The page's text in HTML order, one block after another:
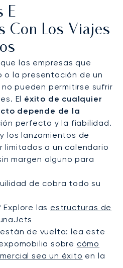
E
Con Los Viajes
las empresas que
o la presentación de un
pueden permitirse sufrir
El éxito de cualquier
depende de la
perfecta y la fiabilidad.
los lanzamientos de
limitados a un calendario
margen alguno para
de cobra todo su
las estructuras de
de vuelta: lea este
sobre cómo
sea un éxito en la